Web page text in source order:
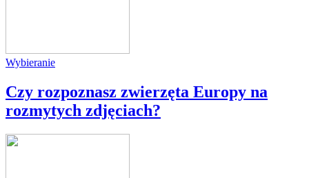
Wybieranie
Czy rozpoznasz zwierzęta Europy na
rozmytych zdjęciach?